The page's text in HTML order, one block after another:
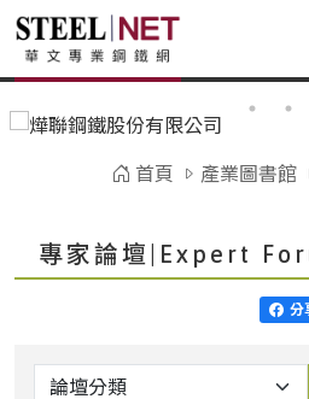
首頁 產業圖書館
專家論壇|Expert
分